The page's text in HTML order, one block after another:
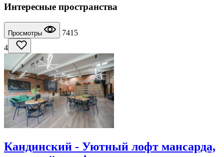
Интересные пространства
Просмотры
7415
4
Кандинский - Уютный лофт мансарда,